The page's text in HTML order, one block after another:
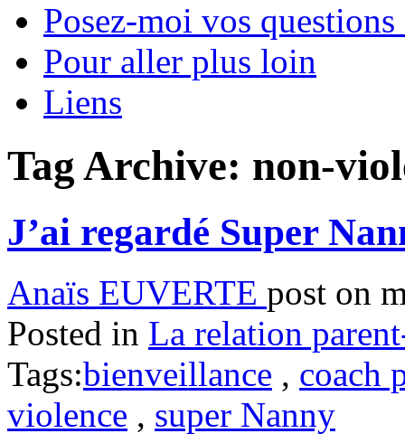
Posez-moi vos
Pour aller plus loin
Liens
Tag Archive: non-
J’ai regardé Super
Anaïs EUVERTE post on
Posted in La relation
Tags:bienveillance , coach
violence , super Nanny